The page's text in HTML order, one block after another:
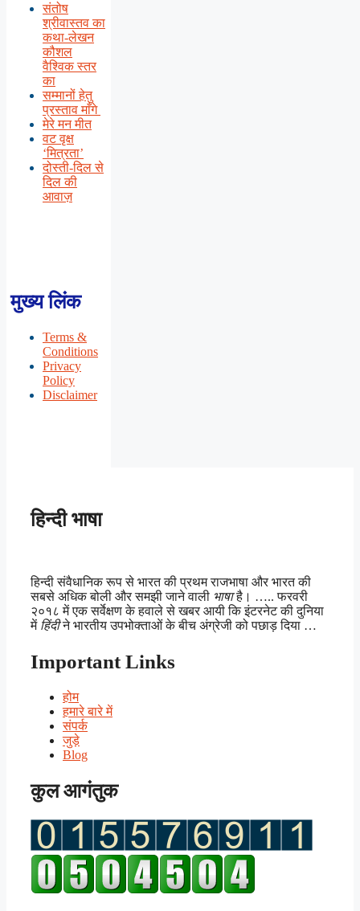
संतोष
श्रीवास्तव का
कथा-लेखन
कौशल
वैश्विक स्तर
का
सम्मानों हेतु
प्रस्ताव माँगे
मेरे मन मीत
वट वृक्ष
‘मित्रता’
दोस्ती-दिल से
दिल की
आवाज़
मुख्य लिंक
Terms &
Conditions
Privacy
Policy
Disclaimer
हिन्दी भाषा
हिन्दी संवैधानिक रूप से भारत की प्रथम राजभाषा और भारत की
सबसे अधिक बोली और समझी जाने वाली भाषाहै। ….. फरवरी
२०१८ में एक सर्वेक्षण के हवाले से खबर आयी कि इंटरनेट की दुनिया
में हिंदीने भारतीय उपभोक्ताओं के बीच अंग्रेजी को पछाड़ दिया …
Important Links
होम
हमारे बारे में
संपर्क
जुड़े
Blog
कुल आगंतुक